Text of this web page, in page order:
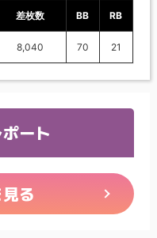
差枚数 BB RB
8,040 70 21
ート
る